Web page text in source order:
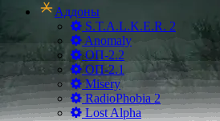
Аддоны
S.T.A.L.K.E.R. 2
Anomaly
ОП-2.2
ОП-2.1
Misery
RadioPhobia 2
Lost Alpha